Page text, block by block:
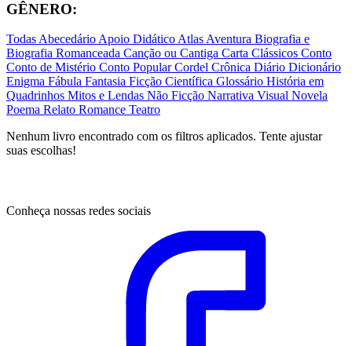
GÊNERO:
TodasAbecedárioApoio DidáticoAtlasAventura Biografia e
Biografia Romanceada Canção ou Cantiga Carta Clássicos Conto
Conto de Mistério Conto PopularCordel Crônica Diário Dicionário
Enigma Fábula Fantasia Ficção Científica Glossário História em
Quadrinhos Mitos e Lendas Não Ficção Narrativa Visual Novela
Poema Relato Romance Teatro
Nenhum livro encontrado com os filtros aplicados. Tente ajustar
suas escolhas!
Conheça nossas redes sociais